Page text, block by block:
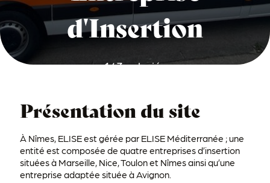
d'Insertion
143 salariés
Présentation du site
À Nîmes, ELISE est gérée par ELISE Méditerranée ; une
entité est composée de quatre entreprises d’insertion
situées à Marseille, Nice, Toulon et Nîmes ainsi qu’une
entreprise adaptée située à Avignon.